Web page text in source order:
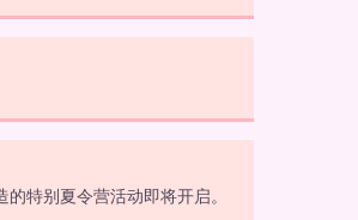
特别夏令营活动即将开启。